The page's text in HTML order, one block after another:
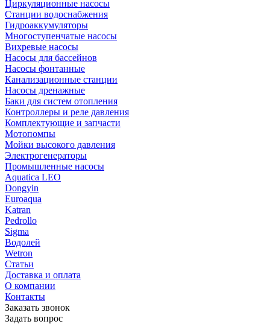
Циркуляционные насосы
Станции водоснабжения
Гидроаккумуляторы
Многоступенчатые насосы
Вихревые насосы
Насосы для бассейнов
Насосы фонтанные
Канализационные станции
Насосы дренажные
Баки для систем отопления
Контроллеры и реле давления
Комплектующие и запчасти
Мотопомпы
Мойки высокого давления
Электрогенераторы
Промышленные насосы
Aquatica LEO
Dongyin
Euroaqua
Katran
Pedrollo
Sigma
Водолей
Wetron
Статьи
Доставка и оплата
О компании
Контакты
Заказать звонок
Задать вопрос